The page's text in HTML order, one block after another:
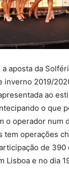
a aposta da
inverno 2019/
ao
o que
o operador num
tem operações
de 390
Lisboa e no dia